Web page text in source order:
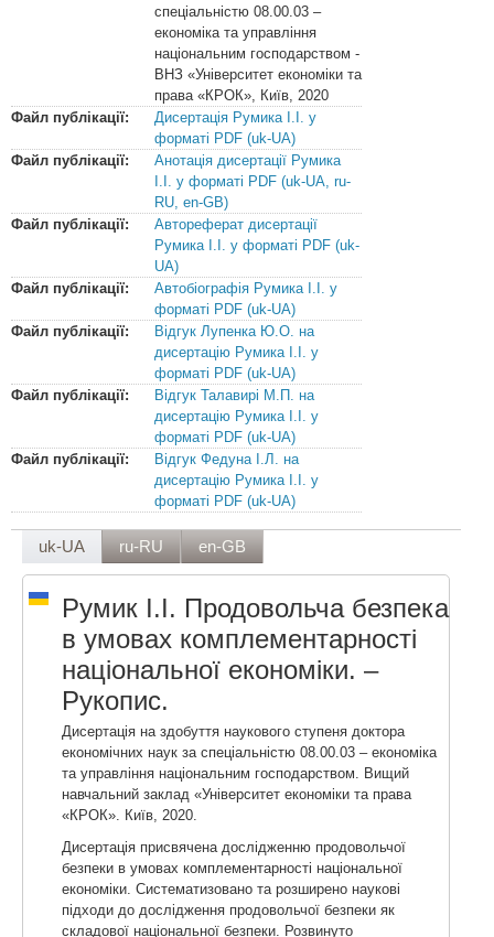
спеціальністю 08.00.03 –
економіка та управління
національним господарством -
ВНЗ «Університет економіки та
права «КРОК», Київ, 2020
Файл публікації:
Дисертація Румика І.І. у
форматі PDF (uk-UA)
Файл публікації:
Анотація дисертації Румика
І.І. у форматі PDF (uk-UA, ru-
RU, en-GB)
Файл публікації:
Автореферат дисертації
Румика І.І. у форматі PDF (uk-
UA)
Файл публікації:
Автобіографія Румика І.І. у
форматі PDF (uk-UA)
Файл публікації:
Відгук Лупенка Ю.О. на
дисертацію Румика І.І. у
форматі PDF (uk-UA)
Файл публікації:
Відгук Талавирі М.П. на
дисертацію Румика І.І. у
форматі PDF (uk-UA)
Файл публікації:
Відгук Федуна І.Л. на
дисертацію Румика І.І. у
форматі PDF (uk-UA)
uk-UA ru-RU en-GB
Румик І.І. Продовольча безпека
в умовах комплементарності
національної економіки. –
Рукопис.
Дисертація на здобуття наукового ступеня доктора
економічних наук за спеціальністю 08.00.03 – економіка
та управління національним господарством. Вищий
навчальний заклад «Університет економіки та права
«КРОК». Київ, 2020.
Дисертація присвячена дослідженню продовольчої
безпеки в умовах комплементарності національної
економіки. Систематизовано та розширено наукові
підходи до дослідження продовольчої безпеки як
складової національної безпеки. Розвинуто